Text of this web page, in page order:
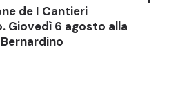
de I Cantieri
Giovedì 6 agosto alla